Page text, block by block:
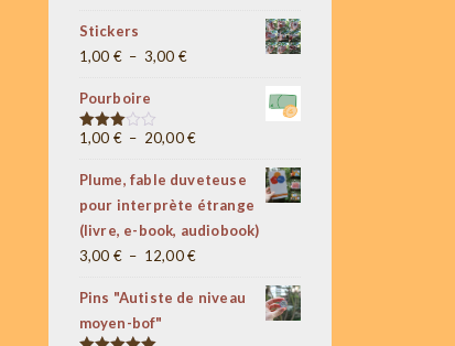
1,00 €
Stickers
1,00 € – 3,00 €Plage
1,00 €
3,00 €
Pourboire
Note
1,00 € – 20,00€Plage
prix :
1,00 €
à
20,00 €
Plume, fable duveteuse
pour interprète étrange
(livre, e-book, audiobook)
3,00 € – 12,00€Plage
prix :
Pins "Autiste de niveau
moyen-bof"